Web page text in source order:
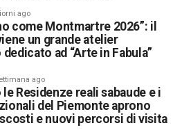
ago
come Montmartre 2026”: il
un grande atelier
dedicato ad “Arte in Fabula”
ago
Residenze reali sabaude e i
del Piemonte aprono
e nuovi percorsi di visita